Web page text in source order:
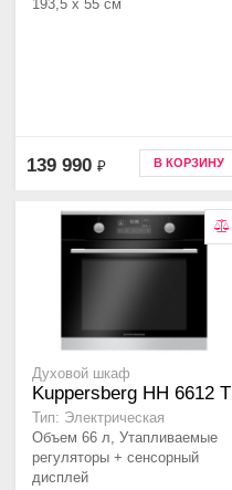
193,5 x 55 см
139 990 ₽ В КОРЗИНУ
Духовой шкаф
Kuppersberg HH 6612 T
Тип: Электрическая
Объем 66 л, Утапливаемые
регуляторы + сенсорный
дисплей